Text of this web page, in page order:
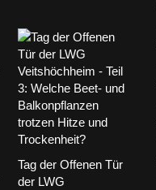
Tag der Offenen Tür
der LWG